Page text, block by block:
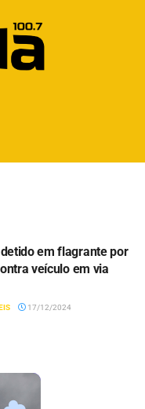
em flagrante por
veículo em via
17/12/2024